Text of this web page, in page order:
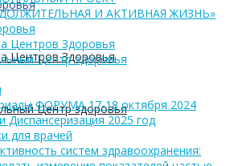
Центров Здоровья
Центр здоровья
И АКТИВНАЯ ЖИЗНЬ»
Центров Здоровья
Центр здоровья
ФОРУМА 17-18 октября 2024
2025 год
для врачей
систем здравоохранения: